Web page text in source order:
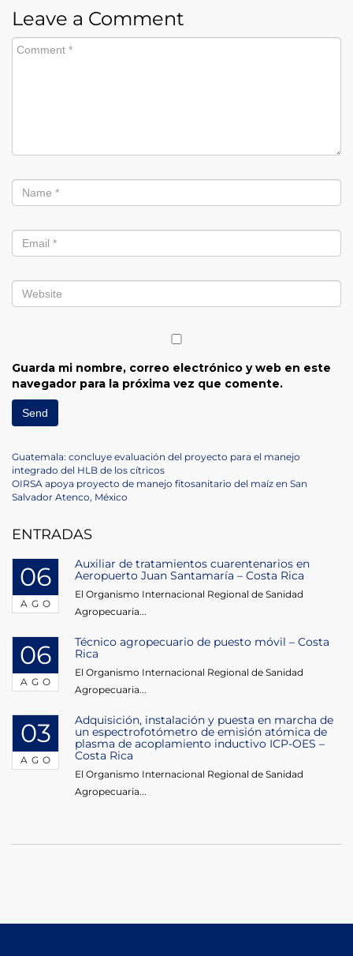
Leave a Comment
Guarda mi nombre, correo electrónico y web en este
navegador para la próxima vez que comente.
Navegación
de
Previous
Post
Guatemala: concluye evaluación del proyecto para el manejo
integrado del HLB de los cítricos
Next
Post
OIRSA apoya proyecto de manejo fitosanitario del maíz en San
Salvador Atenco, México
ENTRADAS
06
AGO
Auxiliar de tratamientos cuarentenarios en
Aeropuerto Juan Santamaría – Costa Rica
El Organismo Internacional Regional de Sanidad
Agropecuaria...
06
AGO
Técnico agropecuario de puesto móvil – Costa
Rica
El Organismo Internacional Regional de Sanidad
Agropecuaria...
03
AGO
Adquisición, instalación y puesta en marcha de
un espectrofotómetro de emisión atómica de
plasma de acoplamiento inductivo ICP-OES –
Costa Rica
El Organismo Internacional Regional de Sanidad
Agropecuaria...